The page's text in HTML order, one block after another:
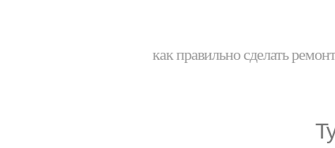
как правильно сделать